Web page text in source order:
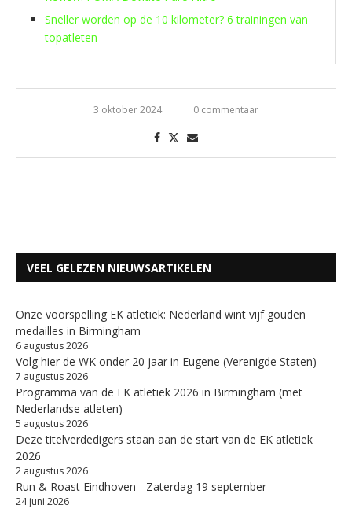
Sneller worden op de 10 kilometer? 6 trainingen van
topatleten
3 oktober 2024 0 commentaar
VEEL GELEZEN NIEUWSARTIKELEN
Onze voorspelling EK atletiek: Nederland wint vijf gouden
medailles in Birmingham
6 augustus 2026
Volg hier de WK onder 20 jaar in Eugene (Verenigde Staten)
7 augustus 2026
Programma van de EK atletiek 2026 in Birmingham (met
Nederlandse atleten)
5 augustus 2026
Deze titelverdedigers staan aan de start van de EK atletiek
2026
2 augustus 2026
Run & Roast Eindhoven - Zaterdag 19 september
24 juni 2026